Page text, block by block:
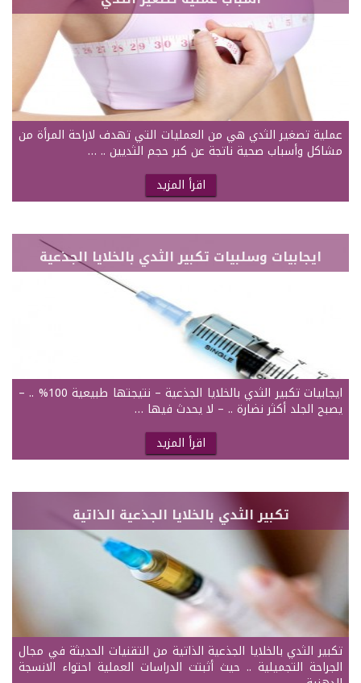
عملية تصغير الثدي هي من العمليات التي تهدف لاراحة المرأة من
مشاكل وأسباب صحية ناتجة عن كبر حجم الثديين .. …
اقرأ المزيد
ايجابيات وسلبيات تكبير الثدي بالخلايا الجذعية
ايجابيات تكبير الثدي بالخلايا الجذعية – نتيجتها طبيعية 100% .. –
يصبح الجلد أكثر نضارة .. – لا يحدث فيها …
اقرأ المزيد
تكبير الثدي بالخلايا الجذعية الذاتية
تكبير الثدي بالخلايا الجذعية الذاتية من التقنيات الحديثة في مجال
الجراحة التجميلية .. حيث أثبتت الدراسات العملية احتواء الانسجة